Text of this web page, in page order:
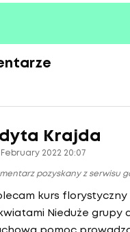
Krajda
February 2022 20:07
pozyskany z serwisu
kurs
Nieduże grupy